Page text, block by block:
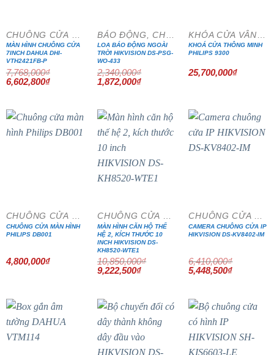
MÀN HÌNH CHUÔNG CỬA
7INCH DAHUA DHI-
VTH2421FB-P
7,768,000₫
Giá
gốc
6,602,800₫Giá
6,602,800₫.
LOA BÁO ĐỘNG NGOÀI
TRỜI HIKVISION DS-PSG-
WO-433
2,340,000₫
Giá
gốc
1,872,000₫Giá
1,872,000₫.
KHOÁ CỬA THÔNG MINH
PHILIPS 9300
25,700,000₫
CHUÔNG CỬA MÀN HÌNH
PHILIPS DB001
4,800,000₫
- 15%
MÀN HÌNH CĂN HỘ THẾ
HỆ 2, KÍCH THƯỚC 10
INCH HIKVISION DS-
KH8520-WTE1
10,850,000₫
Giá
gốc
9,222,500₫Giá
9,222,500₫.
CAMERA CHUÔNG CỬA IP
HIKVISION DS-KV8402-IM
6,410,000₫
Giá
gốc
5,448,500₫Giá